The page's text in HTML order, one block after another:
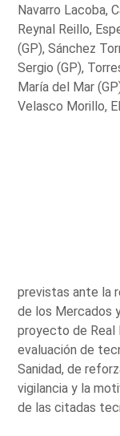
Navarro Lacoba,
Reynal Reillo,
(GP), Sánchez
Sergio (GP),
María del Mar
Velasco Morillo,
previstas ante la
de los Mercados
proyecto de Real
evaluación de
Sanidad, de
vigilancia y la
de las citadas